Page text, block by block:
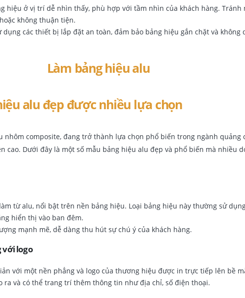
hiệu ở vị trí dễ nhìn thấy, phù hợp với tầm nhìn của khách hàng. Tránh
không thuận tiện.
dụng các thiết bị lắp đặt an toàn, đảm bảo bảng hiệu gắn chặt và không
alu đẹp được nhiều lựa chọn
nhôm composite, đang trở thành lựa chọn phổ biến trong ngành quảng
cao. Dưới đây là một số mẫu bảng hiệu alu đẹp và phổ biến mà nhiều
từ alu, nổi bật trên nền bảng hiệu. Loại bảng hiệu này thường sử
hiển thị vào ban đêm.
mạnh mẽ, dễ dàng thu hút sự chú ý của khách hàng.
với logo
với một nền phẳng và logo của thương hiệu được in trực tiếp lên bề
ra và có thể trang trí thêm thông tin như địa chỉ, số điện thoại.